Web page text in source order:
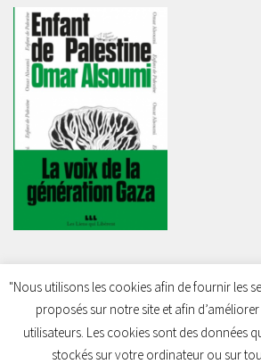
Charleroi Pour la Palestine © 2026.
"Nous utilisons les cookies afin de fournir les
proposés sur notre site et afin
utilisateurs. Les cookies sont des données
stockés sur votre ordinateur ou sur